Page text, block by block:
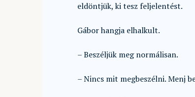
eldöntjük, ki tesz feljelentést.
Gábor hangja elhalkult.
– Beszéljük meg normálisan.
– Nincs mit megbeszélni. Menj